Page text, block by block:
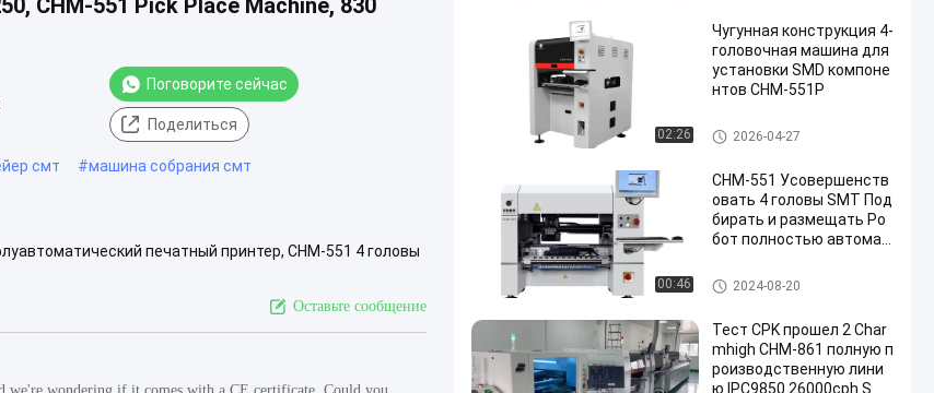
Поговорите сейчас
Поделиться
смт #машина собрания смт
печатный принтер, CHM-551 4 головы
Оставьте сообщение
wondering if it comes with a CE certificate. Could you
02:26
Чугунная конструкция 4-
головочная машина для
установки SMD компоне
нтов CHM-551P
Выбор СМТ и машина места
2026-04-27
00:46
CHM-551 Усовершенств
овать 4 головы SMT Под
бирать и размещать Ро
бот полностью автомат
Выбор СМТ и машина места
2024-08-20
Тест CPK прошел 2 Char
mhigh CHM-861 полную п
роизводственную лини
ю IPC9850 26000cph SM